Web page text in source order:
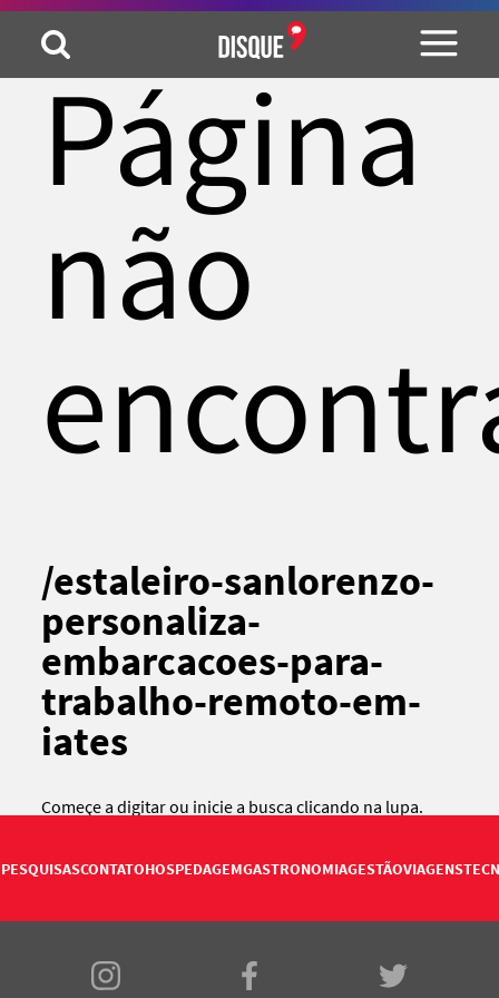
Página
não
/estaleiro-sanlorenzo-
personaliza-
embarcacoes-para-
trabalho-remoto-em-
iates
Começe a digitar ou inicie a busca clicando na lupa.
PESQUISASCONTATOHOSPEDAGEMGASTRONOMIAGESTÃOVIAGENS